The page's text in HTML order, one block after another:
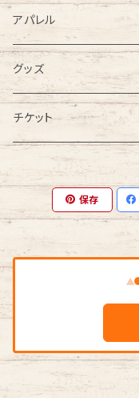
CD
DVD
アパレル
Tシャツ
その他
グッズ
20周年記念
スマホケース
iphone7/6
オリジナルグッズ
チケット
保存